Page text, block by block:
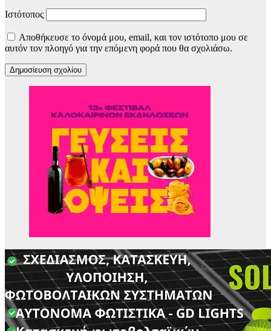
Ιστότοπος
Αποθήκευσε το όνομά μου, email, και τον ιστότοπο μου σε
αυτόν τον πλοηγό για την επόμενη φορά που θα σχολιάσω.